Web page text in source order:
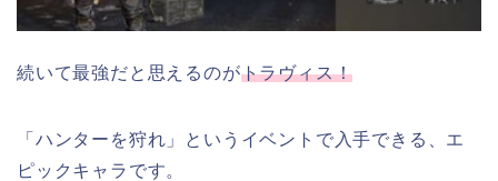
続いて最強だと思えるのがトラヴィス！
「ハンターを狩れ」というイベントで入手できる、エ
ピックキャラです。